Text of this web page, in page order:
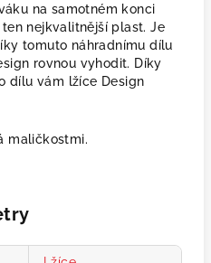
na samotném konci
nejkvalitnější plast. Je
tomuto náhradnímu dílu
rovnou vyhodit. Díky
dílu vám lžíce Design
maličkostmi.